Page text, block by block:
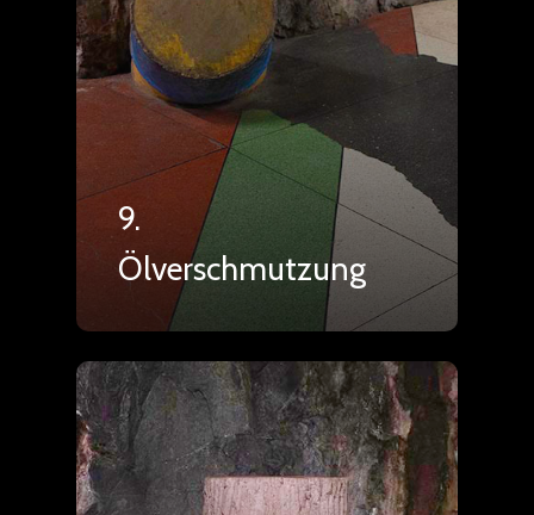
9.
Ölverschmutzung